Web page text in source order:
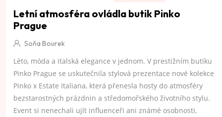
Letní atmosféra ovládla butik Pinko
Prague
Soňa Bourek
Léto, móda a italská elegance v jednom. V prestižním butiku
Pinko Prague se uskutečnila stylová prezentace nové kolekce
Pinko x Estate Italiana, která přenesla hosty do atmosféry
bezstarostných prázdnin a středomořského životního stylu.
Event si nenechali ujít influenceři ani známé osobnosti,